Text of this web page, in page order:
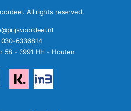
All rights reserved.
030-6336814
58 - 3991 HH - Houten